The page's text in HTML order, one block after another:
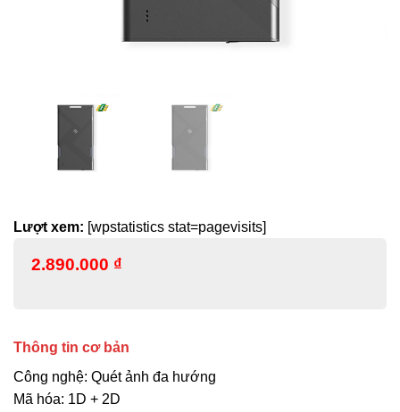
Lượt xem: [wpstatistics stat=pagevisits]
2.890.000 ₫
Thông tin cơ bản
Công nghệ: Quét ảnh đa hướng
Mã hóa: 1D + 2D